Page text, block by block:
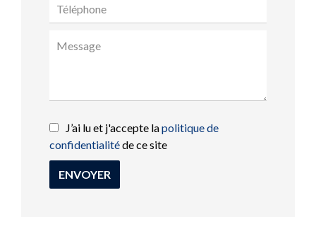
J’ai lu et j'accepte lapolitique de
confidentialitéde ce site
ENVOYER